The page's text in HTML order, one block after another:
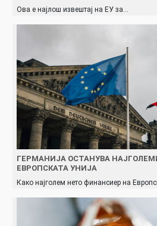
Ова е најлош извештај на ЕУ за…
ГЕРМАНИЈА ОСТАНУВА
ЕВРОПСКАТА УНИЈА
Како најголем нето финансиер на